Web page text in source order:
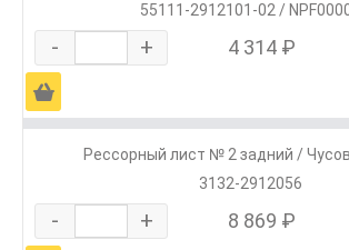
55111-2912101-02 /
- + 4 314 ₽
Ä
Рессорный лист № 2 задний /
3132-2912056
- + 8 869 ₽